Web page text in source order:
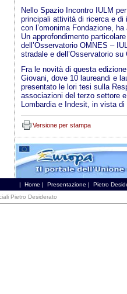
Nello Spazio Incontro IULM
principali attività di ricerca e di
con l’omonima Fondazione,
Un approfondimento
dell’Osservatorio OMNES –
stradale e dell’Osservatorio
Fra le novità di questa
Giovani, dove 10 laureandi e
presentato le lori tesi sulla
associazioni del terzo settore
Lombardia e Indesit, in vista
Versione per stampa
| Home | Presentazione |
Pietro
Pietro Desiderato